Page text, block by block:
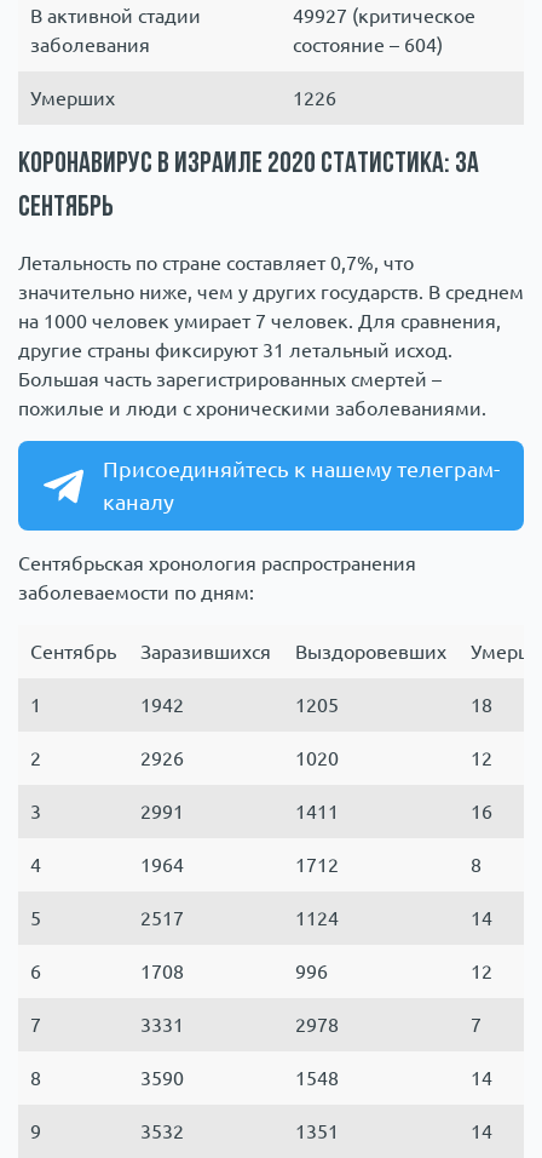
В активной стадии
заболевания
49927 (критическое
состояние – 604)
Умерших 1226
Коронавирус в Израиле 2020 статистика: за
сентябрь
Летальность по стране составляет 0,7%, что
значительно ниже, чем у других государств. В среднем
на 1000 человек умирает 7 человек. Для сравнения,
другие страны фиксируют 31 летальный исход.
Большая часть зарегистрированных смертей –
пожилые и люди с хроническими заболеваниями.
Присоединяйтесь к нашему телеграм-
каналу
Сентябрьская хронология распространения
заболеваемости по дням:
Сентябрь Заразившихся Выздоровевших
1 1942 1205 18
2 2926 1020 12
3 2991 1411 16
4 1964 1712 8
5 2517 1124 14
6 1708 996 12
7 3331 2978 7
8 3590 1548 14
9 3532 1351 14